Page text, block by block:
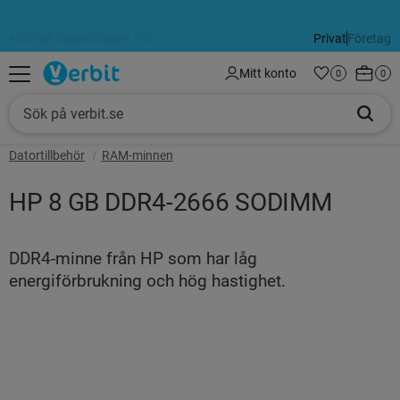
PrivatFöretag
Mitt konto Favoriter
Antal
0 0
Datortillbehör RAM-minnen
HP 8 GB DDR4-2666 SODIMM
DDR4-minne från HP som har låg
energiförbrukning och hög hastighet.